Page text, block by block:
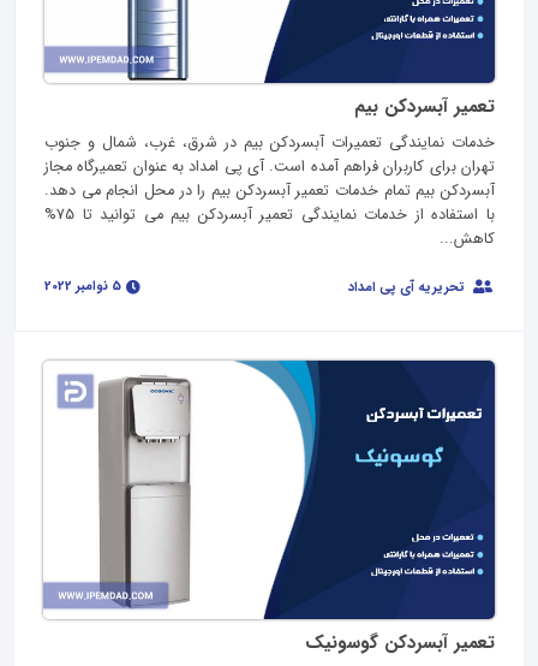
تعمیر آبسردکن بیم
خدمات نمایندگی تعمیرات آبسردکن بیم در شرق، غرب، شمال و جنوب
تهران برای کاربران فراهم آمده است. آی پی امداد به عنوان تعمیرگاه مجاز
آبسردکن بیم تمام خدمات تعمیر آبسردکن بیم را در محل انجام می دهد.
با استفاده از خدمات نمایندگی تعمیر آبسردکن بیم می توانید تا 75%
کاهش...
تحریریه آی پی امداد
تعمیر آبسردکن گوسونیک